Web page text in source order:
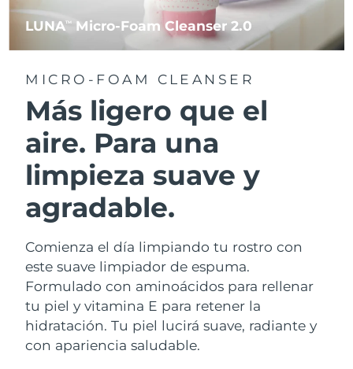
LUNATM Micro-Foam Cleanser 2.0
MICRO-FOAM CLEANSER
Más ligero que el
aire. Para una
limpieza suave y
agradable.
Comienza el día limpiando tu rostro con
este suave limpiador de espuma.
Formulado con aminoácidos para rellenar
tu piel y vitamina E para retener la
hidratación. Tu piel lucirá suave, radiante y
con apariencia saludable.